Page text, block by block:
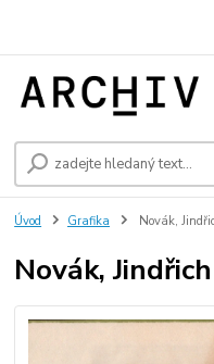
Úvod Grafika Novák,
Novák,